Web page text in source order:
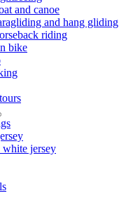
and canoe
and hang gliding
riding
bike
white jersey